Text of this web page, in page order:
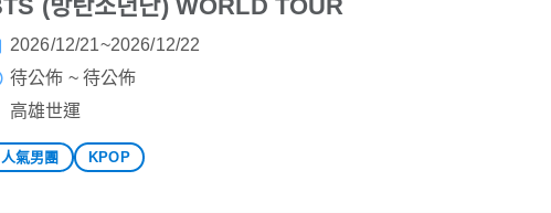
(방탄소년단) WORLD TOUR
2026/12/21~2026/12/22
待公佈 ~ 待公佈
高雄世運
人氣男團 KPOP